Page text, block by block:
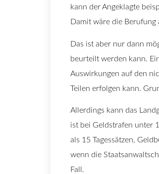
kann der Angeklagte
Damit wäre die
Das ist aber nur dann
beurteilt werden kann.
Auswirkungen auf den
Teilen erfolgen kann.
Allerdings kann das
ist bei Geldstrafen unter
als 15 Tagessätzen,
wenn die
Fall.